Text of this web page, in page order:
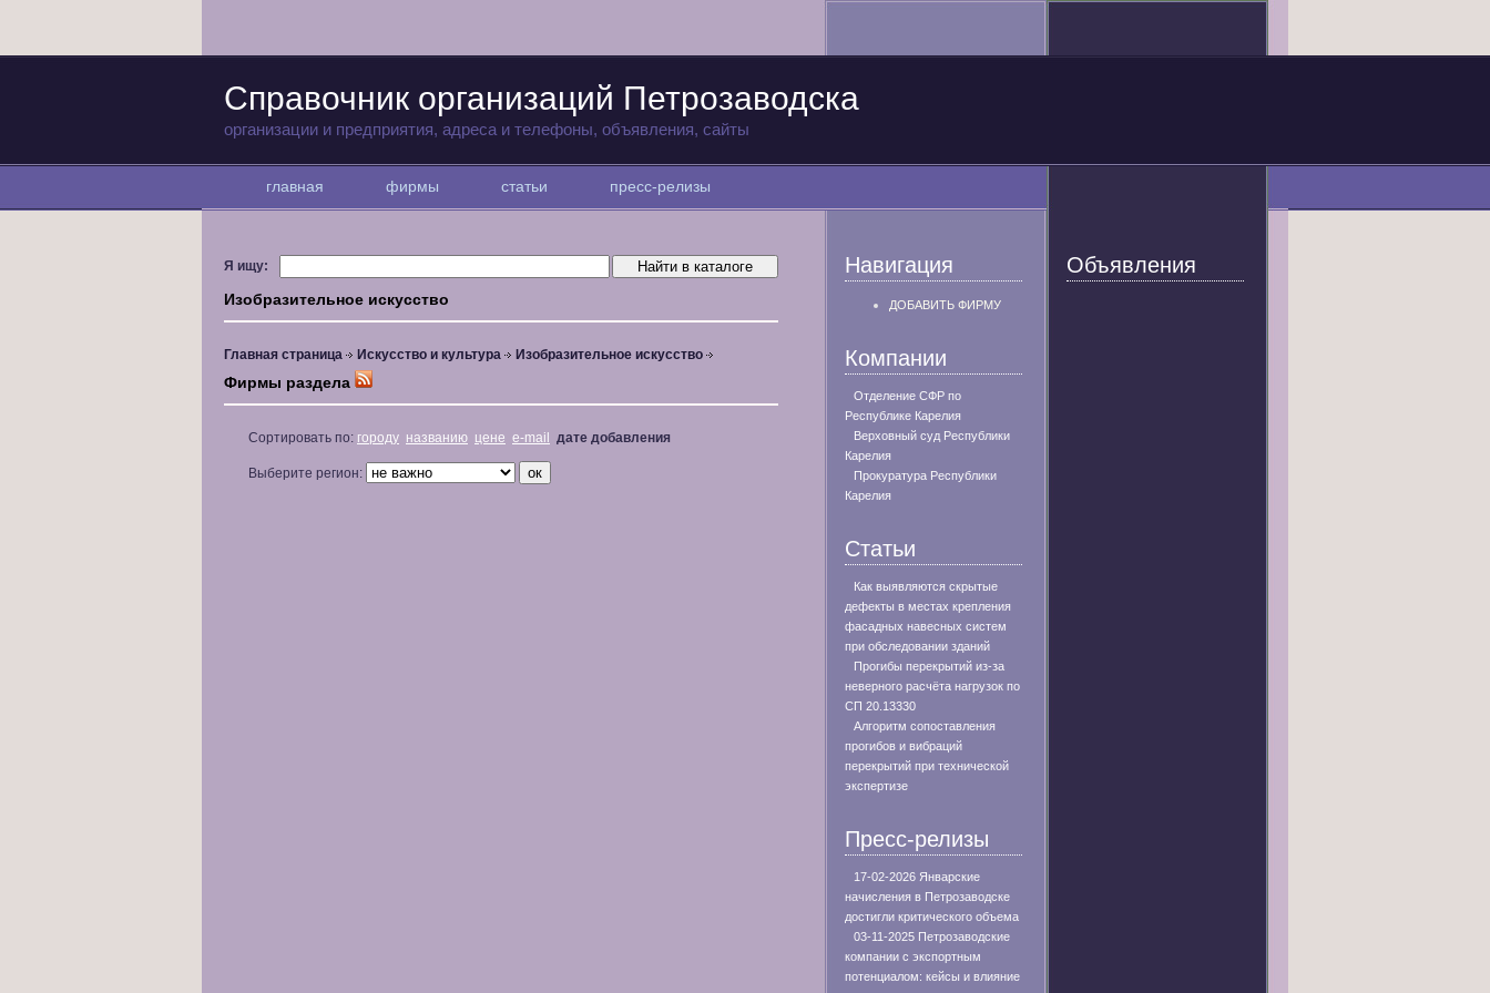
Справочник организаций Петрозаводска
организации и предприятия, адреса и телефоны, объявления, сайты
главная фирмы статьи пресс-релизы
Я ищу:
Изобразительное искусство
Главная страница Искусство и культура Изобразительное искусство
Фирмы раздела
Сортировать по: городу названию цене e-mail дате добавления
Выберите регион:
Навигация
ДОБАВИТЬ ФИРМУ
Компании
Отделение СФР по
Республике Карелия
Верховный суд Республики
Карелия
Прокуратура Республики
Карелия
Статьи
Как выявляются скрытые
дефекты в местах крепления
фасадных навесных систем
при обследовании зданий
Прогибы перекрытий из-за
неверного расчёта нагрузок по
СП 20.13330
Алгоритм сопоставления
прогибов и вибраций
перекрытий при технической
экспертизе
Пресс-релизы
17-02-2026 Январские
начисления в Петрозаводске
достигли критического объема
03-11-2025 Петрозаводские
компании с экспортным
потенциалом: кейсы и влияние
Объявления